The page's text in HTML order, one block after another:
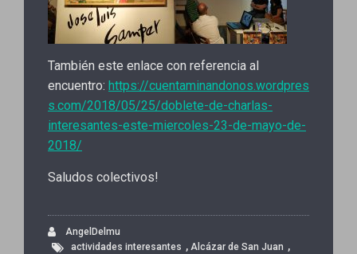
También este enlace con referencia al
encuentro: https://cuentaminandonos.wordpres
s.com/2018/05/25/doblete-de-charlas-
interesantes-este-miercoles-23-de-mayo-de-
2018/
Saludos colectivos!
AngelDelmu
actividades interesantes , Alcázar de San Juan ,